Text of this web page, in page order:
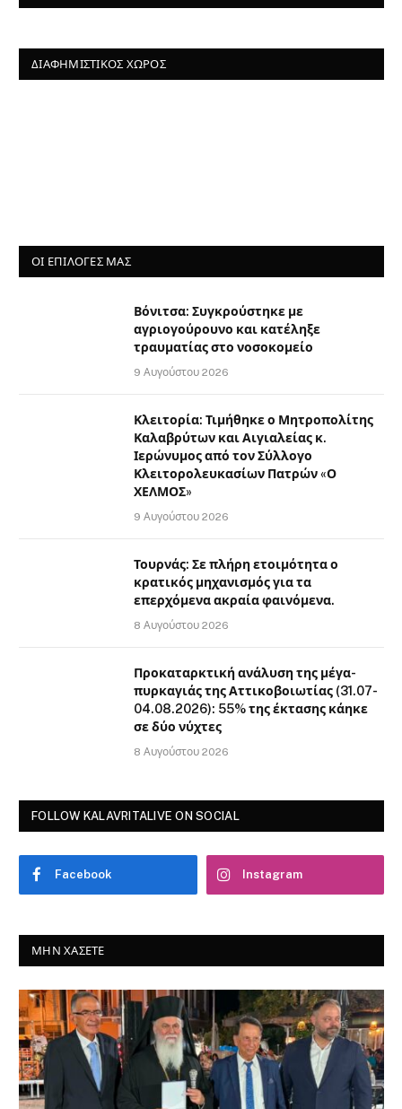
ΔΙΑΦΗΜΙΣΤΙΚΌΣ ΧΏΡΟΣ
ΟΙ ΕΠΙΛΟΓΈΣ ΜΑΣ
Βόνιτσα: Συγκρούστηκε με
αγριογούρουνο και κατέληξε
τραυματίας στο νοσοκομείο
9 Αυγούστου 2026
Κλειτορία: Τιμήθηκε ο Μητροπολίτης
Καλαβρύτων και Αιγιαλείας κ.
Ιερώνυμος από τον Σύλλογο
Κλειτορολευκασίων Πατρών «Ο
ΧΕΛΜΟΣ»
9 Αυγούστου 2026
Τουρνάς: Σε πλήρη ετοιμότητα ο
κρατικός μηχανισμός για τα
επερχόμενα ακραία φαινόμενα.
8 Αυγούστου 2026
Προκαταρκτική ανάλυση της μέγα-
πυρκαγιάς της Αττικοβοιωτίας (31.07-
04.08.2026): 55% της έκτασης κάηκε
σε δύο νύχτες
8 Αυγούστου 2026
FOLLOW KALAVRITALIVE ON SOCIAL
Facebook Instagram
ΜΗΝ ΧΆΣΕΤΕ